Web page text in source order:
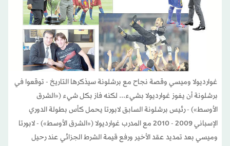
غوارديولا وميسي وقصة نجاح مع برشلونة سيذكرها التاريخ - توقعوا في
برشلونة أن يفوز غوارديولا بشيء... لكنه فاز بكل شيء («الشرق
الأوسط») - رئيس برشلونة السابق لابورتا يحمل كأس بطولة الدوري
الإسباني 2009 - 2010 مع المدرب غوارديولا («الشرق الأوسط») - لابورتا
وميسي بعد تمديد عقد الأخير ورفع قيمة الشرط الجزائي عند رحيل